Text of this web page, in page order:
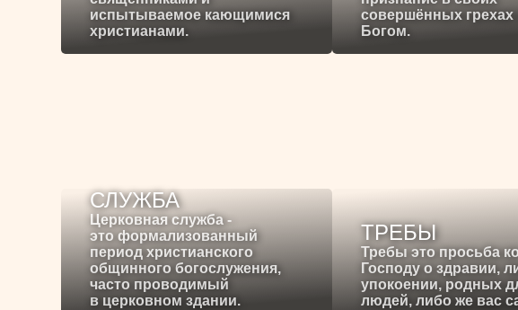
испытываемое кающимися
христианами.
совершённых грехах
Богом.
СЛУЖБА
Церковная служба -
это формализованный
период христианского
общинного богослужения,
часто проводимый
в церковном здании.
ТРЕБЫ
Требы это просьба
Господу о здравии,
упокоении, родных
людей, либо же вас